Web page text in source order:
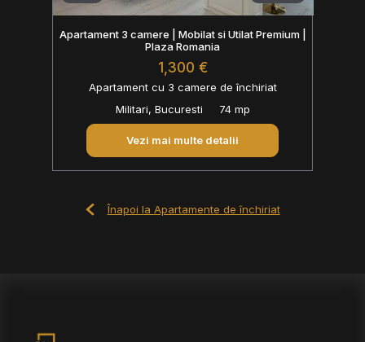
Apartament 3 camere | Mobilat si Utilat Premium |
Plaza Romania
1,300 €
Apartament cu 3 camere de închiriat
Militari, Bucuresti
74 mp
Vezi mai multe detalii
Înapoi la Apartamente de închiriat